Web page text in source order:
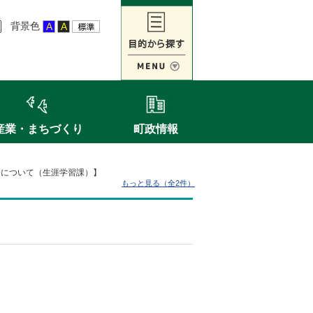
背景色
業・まちづくり 町政情報
ついて（生涯学習課）】
もっと見る（全2件）